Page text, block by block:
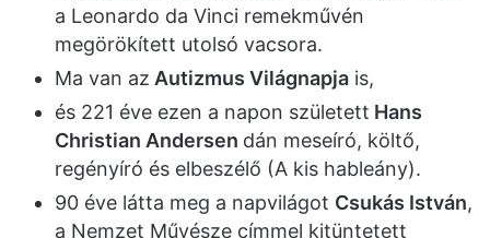
a Leonardo da Vinci remekművén
megörökített utolsó vacsora.
Ma van az Autizmus Világnapja is,
és 221 éve ezen a napon született Hans
Christian Andersen dán meseíró, költő,
regényíró és elbeszélő (A kis hableány).
90 éve látta meg a napvilágot Csukás István,
a Nemzet Művésze címmel kitüntetett